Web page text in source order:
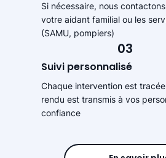
Si nécessaire, nous
votre aidant familial ou les
(SAMU, pompiers)
03
Suivi personnalisé
Chaque intervention est
rendu est transmis à vos
confiance